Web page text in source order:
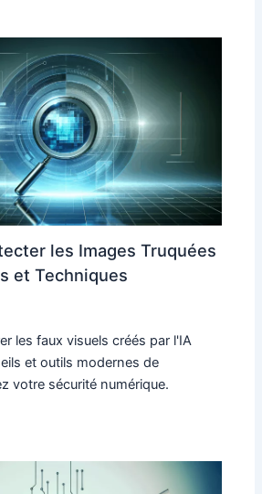
les Images Truquées
et Techniques
les faux visuels créés par l'IA
et outils modernes de
votre sécurité numérique.